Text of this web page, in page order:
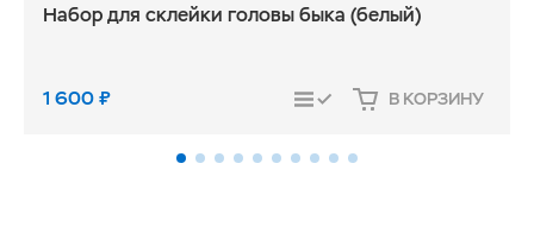
Набор для склейки головы быка (белый)
1 600₽ СРАВНИТЬ В КОРЗИНУ